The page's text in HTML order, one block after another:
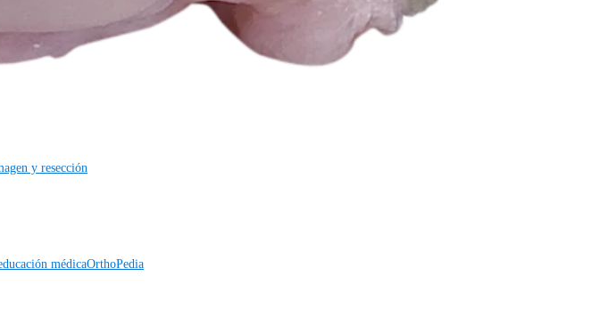
y resección
médicaOrthoPedia